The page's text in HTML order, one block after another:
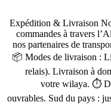
🚚 Expédition & Livraison
commandes à travers
nos partenaires de
📦 Modes de livraison :
relais). Livraison à
votre wilaya. ⏱
ouvrables. Sud du pays :